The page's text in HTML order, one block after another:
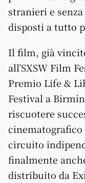
stranieri e
disposti a tutto
Il film, già
all’SXSW Film
Premio Life &
Festival a
riscuotere
circuito
finalmente
distribuito da